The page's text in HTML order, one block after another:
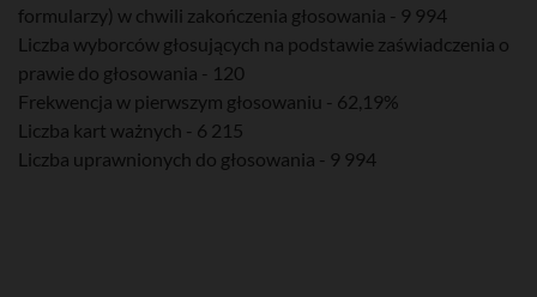
formularzy) w chwili zakończenia głosowania - 9 994
Liczba wyborców głosujących na podstawie zaświadczenia o
prawie do głosowania - 120
Frekwencja w pierwszym głosowaniu - 62,19%
Liczba kart ważnych - 6 215
Liczba uprawnionych do głosowania - 9 994